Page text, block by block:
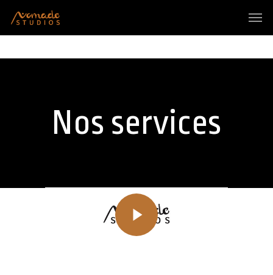
Nos services